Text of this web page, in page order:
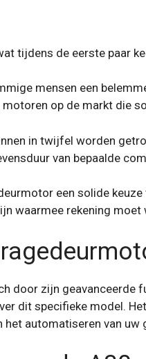
tijdens de eerste paar
mensen een
op de markt die
in twijfel worden
van bepaalde
een solide
waarmee rekening
door zijn geavanceerde
dit specifieke model.
automatiseren van